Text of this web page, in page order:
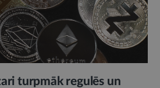
turpmāk regulēs un